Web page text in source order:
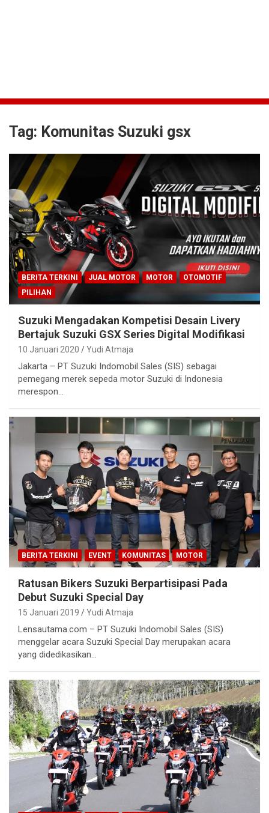
Tag: Komunitas Suzuki gsx
BERITA TERKINI JUAL MOTOR MOTOR
OTOMOTIF
PILIHAN
Suzuki Mengadakan Kompetisi Desain Livery
Bertajuk Suzuki GSX Series Digital Modifikasi
10 Januari 2020 Yudi Atmaja
Jakarta – PT Suzuki Indomobil Sales (SIS) sebagai
pemegang merek sepeda motor Suzuki di Indonesia
merespon…
BERITA TERKINI EVENT KOMUNITAS MOTOR
Ratusan Bikers Suzuki Berpartisipasi Pada
Debut Suzuki Special Day
15 Januari 2019 Yudi Atmaja
Lensautama.com – PT Suzuki Indomobil Sales (SIS)
menggelar acara Suzuki Special Day merupakan acara
yang didedikasikan…